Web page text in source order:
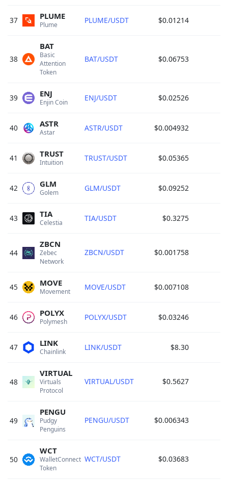
37 Plume
PLUME PLUME/USDT $0.01214
38
Basic
Attention
Token
BAT
BAT/USDT $0.06753
39 Enjin Coin
ENJ ENJ/USDT $0.02526
40 Astar
ASTR ASTR/USDT $0.004932
41 Intuition
TRUST TRUST/USDT $0.05365
42 Golem
GLM GLM/USDT $0.09252
43 Celestia
TIA TIA/USDT $0.3275
44
Zebec
Network
ZBCN
ZBCN/USDT $0.001758
45 Movement
MOVE MOVE/USDT $0.007108
46 Polymesh
POLYX POLYX/USDT $0.03246
47 Chainlink
LINK LINK/USDT $8.30
48
Virtuals
Protocol
VIRTUAL
VIRTUAL/USDT $0.5627
49
Pudgy
Penguins
PENGU
PENGU/USDT $0.006343
50
WalletConnect
Token
WCT
WCT/USDT $0.03683